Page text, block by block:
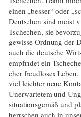
einen „besser“ oder
Deutschen sind meist
Tschechen, sie
gewisse Ordnung der
auch die deutsche
empfindet ein
eher freudloses
viel leichter neue
Unerwartetem und
situationsgemäß und
herrschen auch in